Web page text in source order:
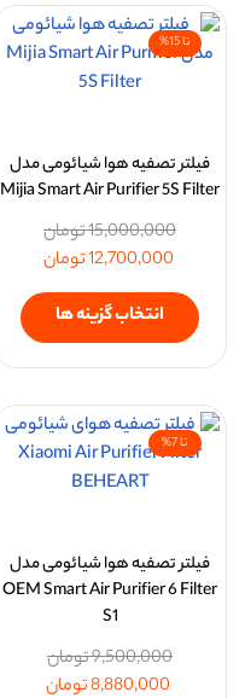
تا 15%
فیلتر تصفیه هوا شیائومی مدل
Mijia Smart Air Purifier 5S Filter
15,000,000تومان
12,700,000تومان
انتخاب گزینه ها
تا 7%
فیلتر تصفیه هوا شیائومی مدل
OEM Smart Air Purifier 6 Filter
S1
9,500,000تومان
8,880,000تومان